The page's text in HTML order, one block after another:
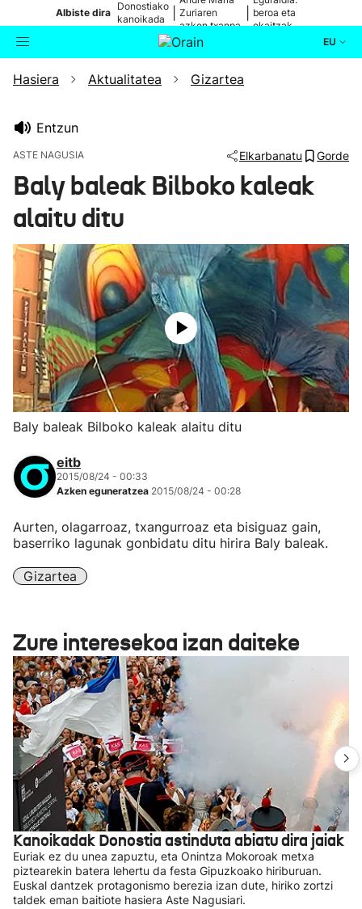
Albiste dira
Donostiako
kanoikada
Zuriaren
azken txanpa
beroa eta
ekaitzak
EU
Bilatzailea Aktualitatea
Eguraldia
Hasiera Aktualitatea Gizartea
Entzun
ASTE NAGUSIA Elkarbanatu Gorde
Baly baleak Bilboko kaleak
alaitu ditu
Baly baleak Bilboko kaleak alaitu ditu
eitb
2015/08/24 - 00:33
Azken eguneratzea 2015/08/24 - 00:28
Aurten, olagarroaz, txangurroaz eta bisiguaz gain,
baserriko lagunak gonbidatu ditu hirira Baly baleak.
Gizartea
Zure interesekoa izan daiteke
Kanoikadak Donostia astinduta abiatu dira jaiak
Euriak ez du unea zapuztu, eta Onintza Mokoroak metxa
piztearekin batera lehertu da festa Gipuzkoako hiriburuan.
Euskal dantzek protagonismo berezia izan dute, hiriko zortzi
taldek eman baitiote hasiera Aste Nagusiari.